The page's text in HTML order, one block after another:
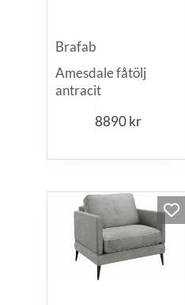
Brafab
Amesdale fåtölj
antracit
8890kr